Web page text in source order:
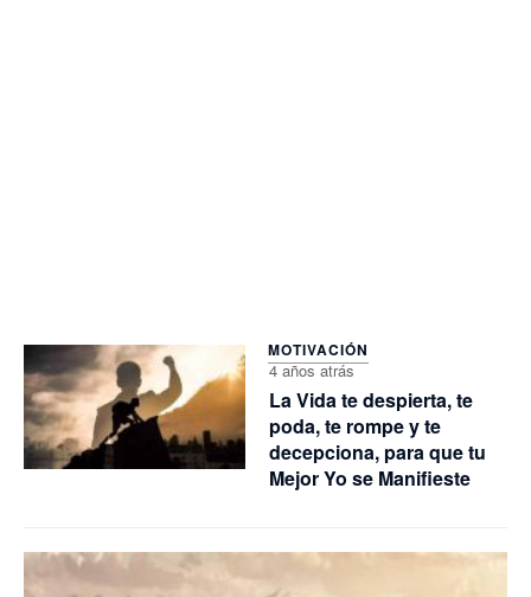
MOTIVACIÓN
4 años atrás
La Vida te despierta, te
poda, te rompe y te
decepciona, para que tu
Mejor Yo se Manifieste